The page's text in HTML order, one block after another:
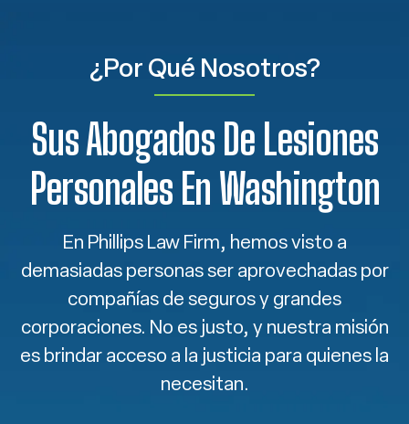
¿Por Qué Nosotros?
Sus Abogados De Lesiones
Personales En Washington
En Phillips Law Firm, hemos visto a
demasiadas personas ser aprovechadas por
compañías de seguros y grandes
corporaciones. No es justo, y nuestra misión
es brindar acceso a la justicia para quienes la
necesitan.